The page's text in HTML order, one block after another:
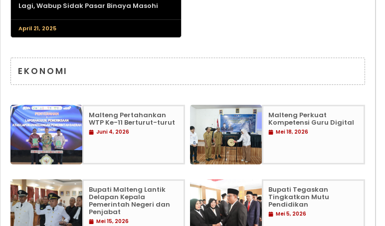
Lagi, Wabup Sidak Pasar Binaya Masohi
April 21, 2025
EKONOMI
Malteng Pertahankan
WTP Ke-11 Berturut-turut
Juni 4, 2026
Malteng Perkuat
Kompetensi Guru Digital
Mei 18, 2026
Bupati Malteng Lantik
Delapan Kepala
Pemerintah Negeri dan
Penjabat
Mei 15, 2026
Bupati Tegaskan
Tingkatkan Mutu
Pendidikan
Mei 5, 2026